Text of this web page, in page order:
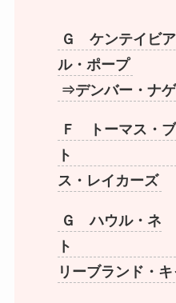
Ｇ ケンテイビ
ル・ポープ
⇒デンバー・ナ
Ｆ トーマス・
ト ⇒ロ
ス・レイカーズ
Ｇ ハウル・ネ
ト
リーブランド・